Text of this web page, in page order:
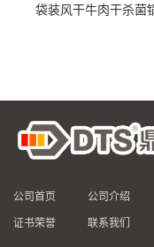
袋装风干牛肉干杀菌
公司首页 公司介绍
证书荣誉 联系我们